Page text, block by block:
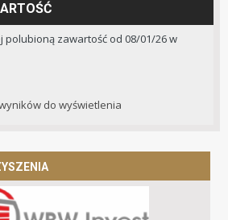
polubioną zawartość od 08/01/26 w
do wyświetlenia